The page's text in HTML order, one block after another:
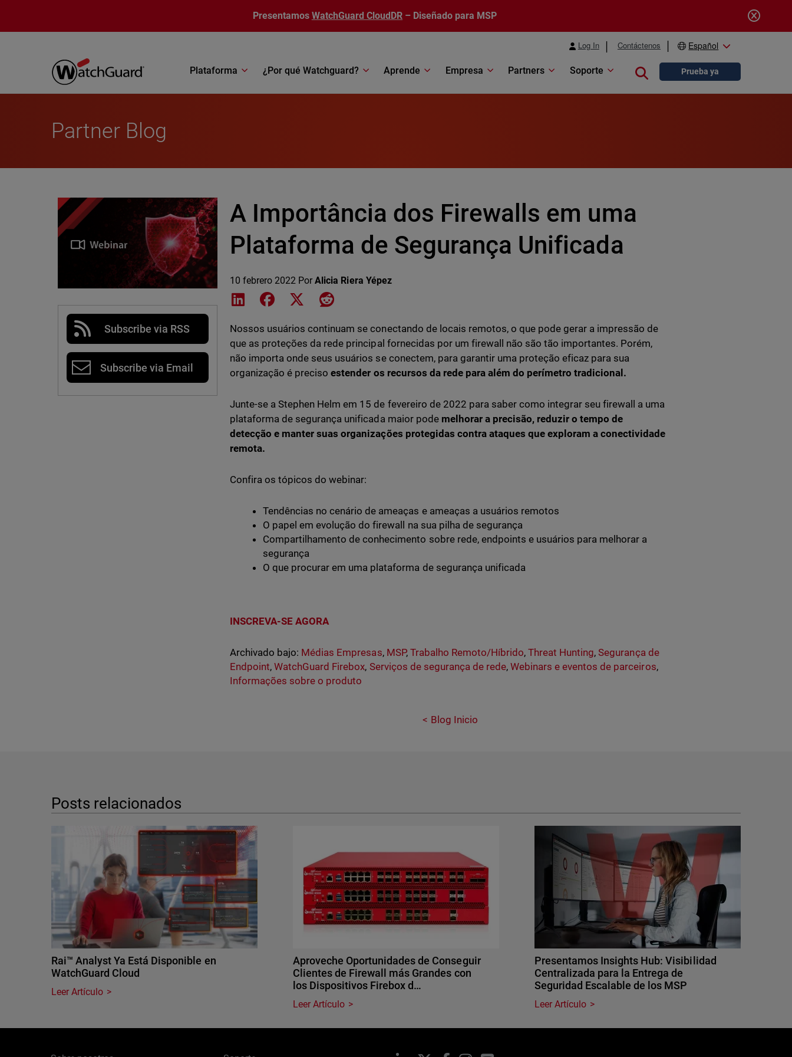
Presentamos WatchGuard CloudDR – Diseñado para MSP
Log In Contáctenos Español
Plataforma ¿Por qué Watchguard? Aprende Empresa Partners Soporte Close searchPrueba ya
Partner Blog
Subscribe via RSS
Subscribe via Email
A Importância dos Firewalls em uma
Plataforma de Segurança Unificada
10 febrero 2022 PorAlicia Riera Yépez
Share on LinkedIn
Share on Facebook
Share on XShare on Reddit
Nossos usuários continuam se conectando de locais remotos, o que pode gerar a impressão de
que as proteções da rede principal fornecidas por um firewall não são tão importantes. Porém,
não importa onde seus usuários se conectem, para garantir uma proteção eficaz para sua
organização é precisoestender os recursos da rede para além do perímetro tradicional.
Junte-se a Stephen Helm em 15 de fevereiro de 2022 para saber como integrar seu firewall a uma
plataforma de segurança unificada maior pode melhorar a precisão, reduzir o tempo de
detecção e manter suas organizações protegidas contra ataques que exploram a conectividade
remota.
Confira os tópicos do webinar:
Tendências no cenário de ameaças e ameaças a usuários remotos
O papel em evolução do firewall na sua pilha de segurança
Compartilhamento de conhecimento sobre rede, endpoints e usuários para melhorar a
segurança
O que procurar em uma plataforma de segurança unificada
INSCREVA-SE AGORA
Archivado bajo: Médias Empresas, MSP, Trabalho Remoto/Híbrido,Threat Hunting,Segurança de
Endpoint,WatchGuard Firebox, Serviços de segurança de rede,Webinars e eventos de parceiros,
Informações sobre o produto
Blog Inicio
Posts relacionados
Rai™ Analyst Ya Está Disponible en
WatchGuard Cloud
Leer Artículo
Aproveche Oportunidades de Conseguir
Clientes de Firewall más Grandes con
los Dispositivos Firebox d…
Leer Artículo
Presentamos Insights Hub: Visibilidad
Centralizada para la Entrega de
Seguridad Escalable de los MSP
Leer Artículo